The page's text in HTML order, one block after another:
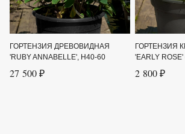
ГОРТЕНЗИЯ ДРЕВОВИДНАЯ
'RUBY ANNABELLE', H40-60
27 500 ₽
ГОРТЕНЗИЯ
'EARLY
2 800 ₽